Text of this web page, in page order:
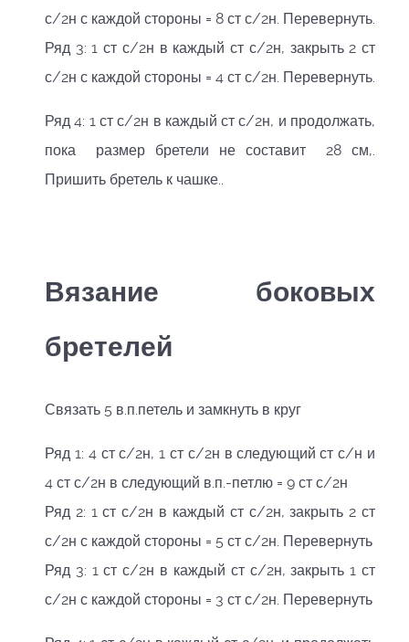
с/2н с каждой стороны = 8 ст с/2н. Перевернуть.
Ряд 3: 1 ст с/2н в каждый ст с/2н, закрыть 2 ст
с/2н с каждой стороны = 4 ст с/2н. Перевернуть.
Ряд 4: 1 ст с/2н в каждый ст с/2н, и продолжать,
пока размер бретели не составит 28 см,.
Пришить бретель к чашке..
Вязание боковых
бретелей
Связать 5 в.п.петель и замкнуть в круг
Ряд 1: 4 ст с/2н, 1 ст с/2н в следующий ст с/н и
4 ст с/2н в следующий в.п.-петлю = 9 ст с/2н
Ряд 2: 1 ст с/2н в каждый ст с/2н, закрыть 2 ст
с/2н с каждой стороны = 5 ст с/2н. Перевернуть
Ряд 3: 1 ст с/2н в каждый ст с/2н, закрыть 1 ст
с/2н с каждой стороны = 3 ст с/2н. Перевернуть